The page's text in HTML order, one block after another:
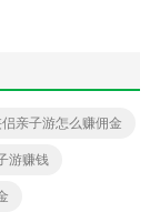
亲子游怎么赚佣金
游赚钱